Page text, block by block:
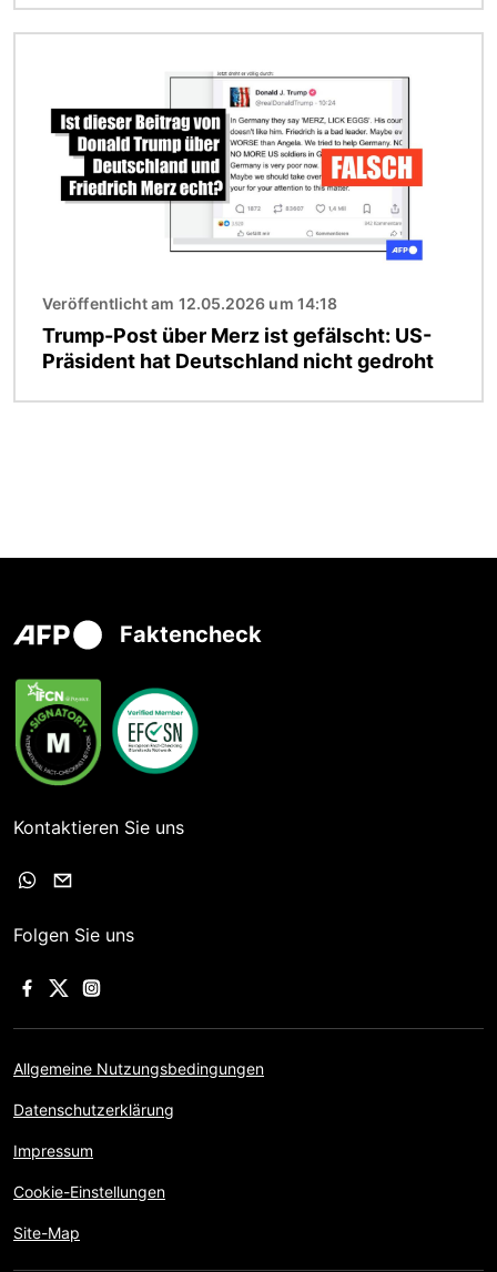
Veröffentlicht am 12.05.2026 um 14:18
Trump-Post über Merz ist gefälscht: US-
Präsident hat Deutschland nicht gedroht
Faktencheck
Kontaktieren Sie uns
Folgen Sie uns
Allgemeine Nutzungsbedingungen
Datenschutzerklärung
Impressum
Cookie-Einstellungen
Site-Map